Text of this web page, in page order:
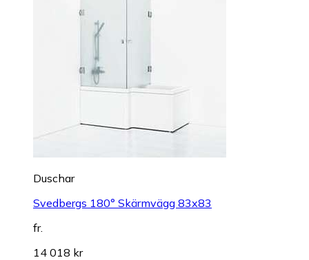
Duschar
Svedbergs 180° Skärmvägg 83x83
fr.
14 018 kr